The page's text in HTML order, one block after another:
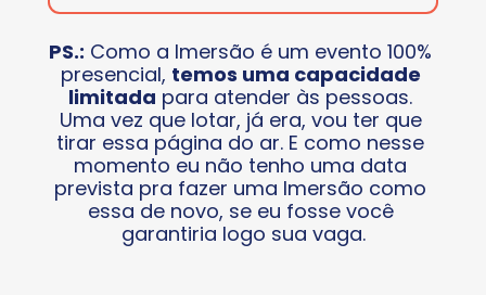
PS.: Como a Imersão é um evento 100%
presencial, temos uma capacidade
limitada para atender às pessoas.
Uma vez que lotar, já era, vou ter que
tirar essa página do ar. E como nesse
momento eu não tenho uma data
prevista pra fazer uma Imersão como
essa de novo, se eu fosse você
garantiria logo sua vaga.